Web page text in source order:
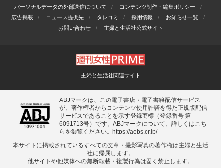
パーソナルデータの外部送信について
コンテンツ制作・編集ポリシー
広告掲載
ニュース提供先 タレコミ 採用情報
お知らせ一覧
お問い合わせ
主婦と生活社公式サイト
主婦と生活社関連サイト
ABJマークは、この電子書店・電子書籍配信サービス
が、著作権者からコンテンツ使用許諾を得た正規版配信
サービスであることを示す登録商標（登録番号 第
6091713号）です。ABJマークについて、詳しくはこち
らを御覧ください。 https://aebs.or.jp/
本サイトに掲載されているすべての⽂章・撮影写真の著作権は主婦と⽣活
社に帰属します。
他サイトや他媒体への無断転載・複製⾏為は固く禁⽌します。